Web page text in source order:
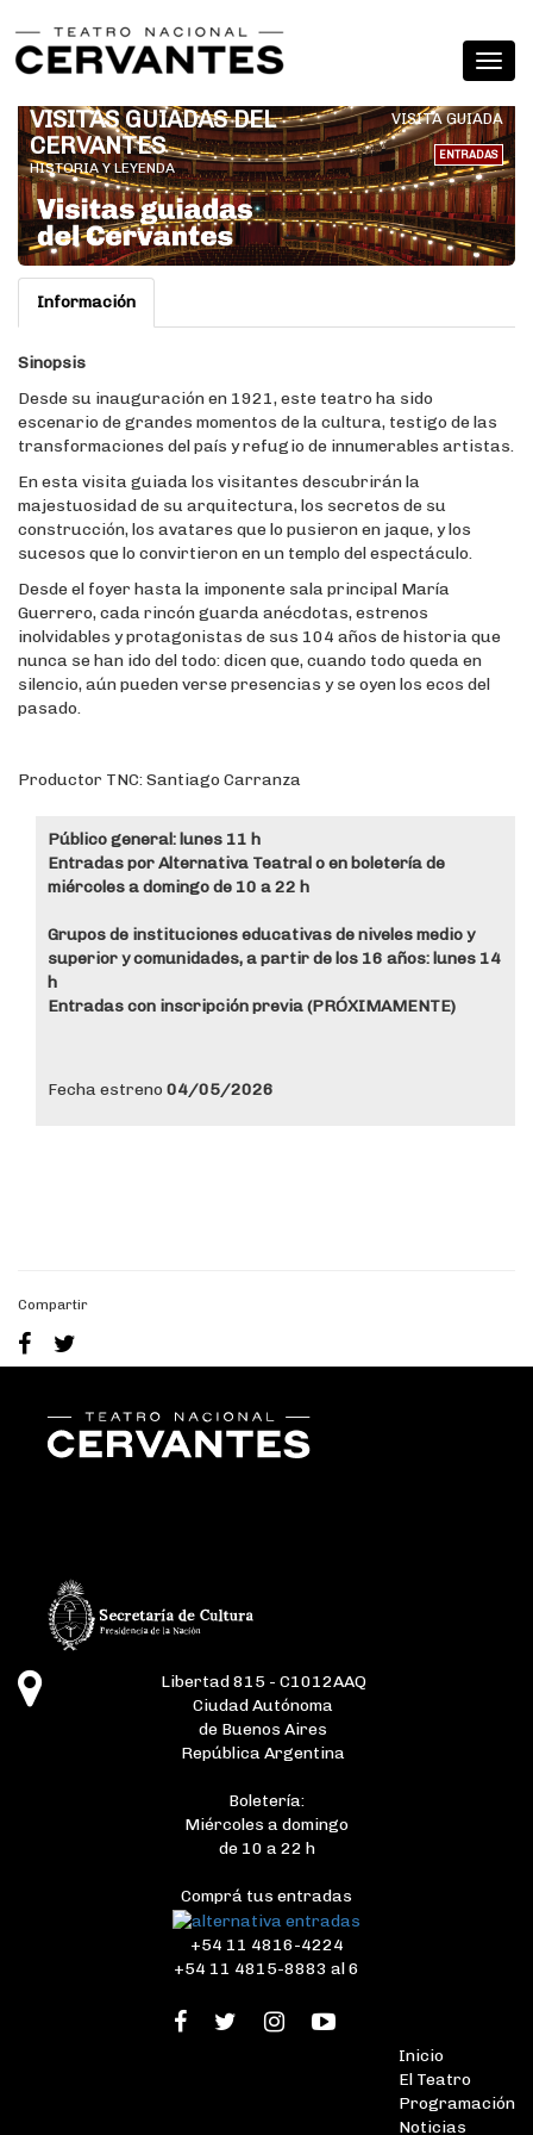
VISITAS GUIADAS DEL
CERVANTES
HISTORIA Y LEYENDA
VISITA GUIADA
ENTRADAS
Información
Sinopsis
Desde su inauguración en 1921, este teatro ha sido
escenario de grandes momentos de la cultura, testigo de las
transformaciones del país y refugio de innumerables artistas.
En esta visita guiada los visitantes descubrirán la
majestuosidad de su arquitectura, los secretos de su
construcción, los avatares que lo pusieron en jaque, y los
sucesos que lo convirtieron en un templo del espectáculo.
Desde el foyer hasta la imponente sala principal María
Guerrero, cada rincón guarda anécdotas, estrenos
inolvidables y protagonistas de sus 104 años de historia que
nunca se han ido del todo: dicen que, cuando todo queda en
silencio, aún pueden verse presencias y se oyen los ecos del
pasado.
Productor TNC: Santiago Carranza
Público general: lunes 11 h
Entradas por Alternativa Teatral o en boletería de
miércoles a domingo de 10 a 22 h
Grupos de instituciones educativas de niveles medio y
superior y comunidades, a partir de los 16 años: lunes 14
h
Entradas con inscripción previa (PRÓXIMAMENTE)
Fecha estreno 04/05/2026
Compartir
Libertad 815 - C1012AAQ
Ciudad Autónoma
de Buenos Aires
República Argentina
Boletería:
Miércoles a domingo
de 10 a 22 h
Comprá tus entradas
+54 11 4816-4224
+54 11 4815-8883 al 6
Inicio
El Teatro
Programación
Noticias